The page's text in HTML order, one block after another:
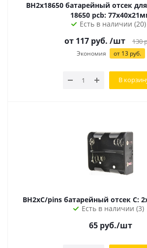
BH2x18650 батарейный отсек для 2х Li-Ion акк.
18650 pcb:
Есть в наличии (20)
от 117 руб. /шт 130
Экономия от 13руб.
В
BH2xC/pins батарейный
Есть в наличии (3)
65 руб./шт